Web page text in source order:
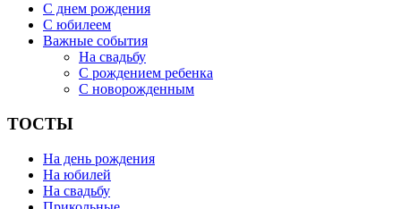
С днем рождения
С юбилеем
Важные события
На свадьбу
С рождением ребенка
С новорожденным
ТОСТЫ
На день рождения
На юбилей
На свадьбу